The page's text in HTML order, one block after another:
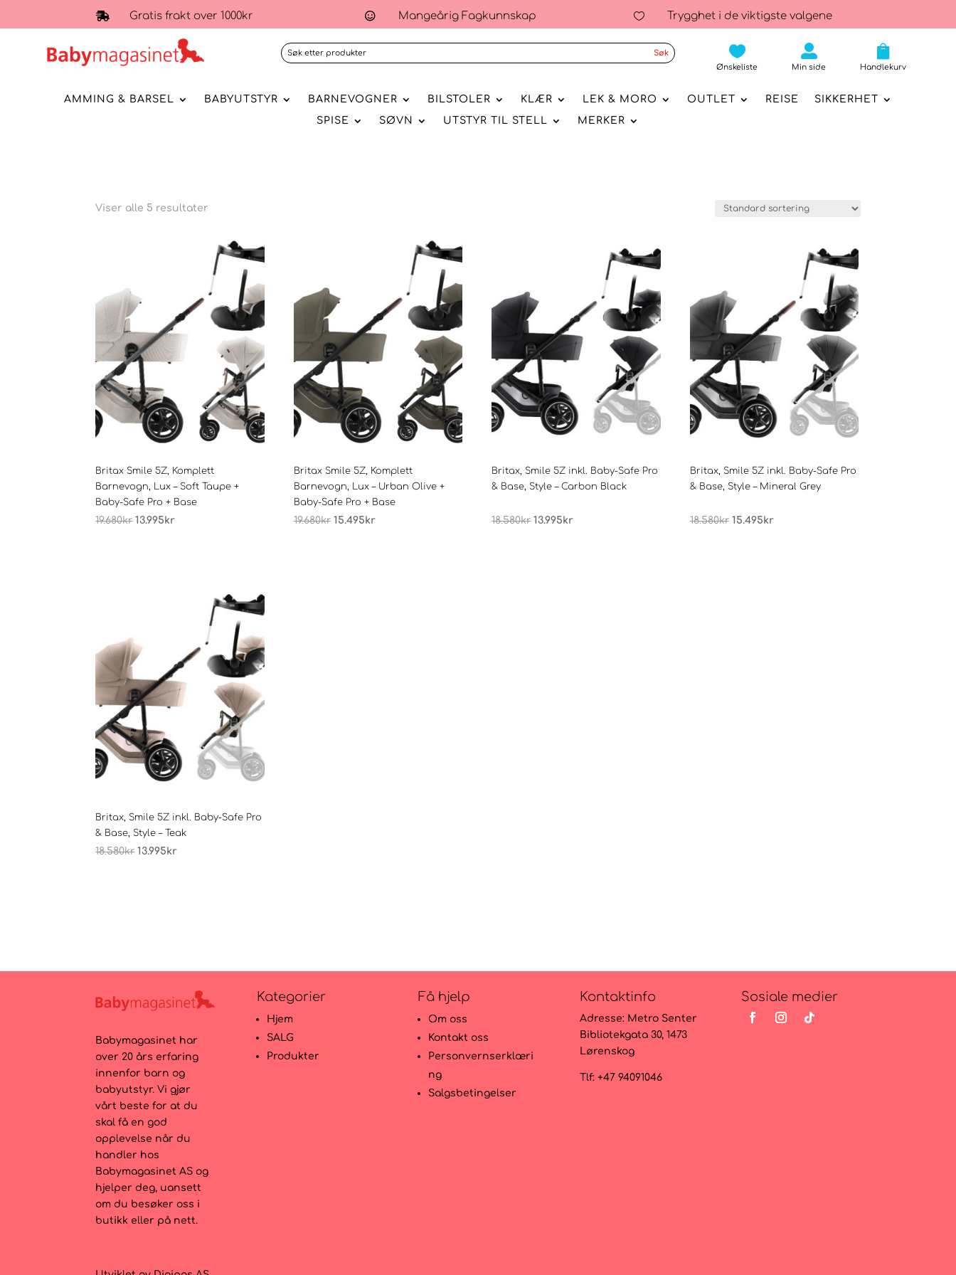
 Gratis frakt over 1000kr  Mangeårig Fagkunnskap  Trygghet i de viktigste valgene

Ønskeliste

Min side

Handlekurv
AMMING & BARSEL BABYUTSTYR BARNEVOGNER BILSTOLER KLÆR LEK & MORO OUTLET REISE
SIKKERHET
SPISE
SØVN UTSTYR TIL STELL MERKER
Viser alle 5 resultater
Britax Smile 5Z, Komplett
Barnevogn, Lux – Soft Taupe +
Baby-Safe Pro + Base
19.680kr
Opprinnelig
13.995kr
Britax Smile 5Z, Komplett
Barnevogn, Lux – Urban Olive +
Baby-Safe Pro + Base
19.680kr
Opprinnelig
15.495kr
Britax, Smile 5Z inkl. Baby-Safe Pro
& Base, Style – Carbon Black
18.580kr
Opprinnelig
13.995kr
Britax, Smile 5Z inkl. Baby-Safe Pro
& Base, Style – Mineral Grey
18.580kr
Opprinnelig
15.495kr
Britax, Smile 5Z inkl. Baby-Safe Pro
& Base, Style – Teak
18.580kr
Opprinnelig
13.995kr
Babymagasinet har
over 20 års erfaring
innenfor barn og
babyutstyr. Vi gjør
vårt beste for at du
skal få en god
opplevelse når du
handler hos
Babymagasinet AS og
hjelper deg, uansett
om du besøker oss i
butikk eller på nett.
Kategorier
Hjem
SALG
Produkter
Få hjelp
Om oss
Kontakt oss
Personvernserklæri
ng
Salgsbetingelser
Kontaktinfo
Adresse: Metro Senter
Bibliotekgata 30, 1473
Lørenskog
Tlf: +47 94091046
Sosiale medier